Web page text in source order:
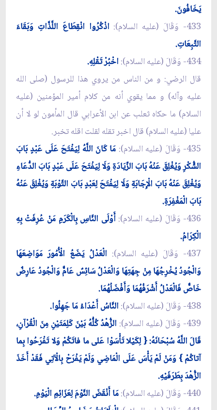
يَخَافُونَ.
433- وَقَالَ (عليه السلام):
اذْكُرُوا انْقِطَاعَ اللَّذَّاتِ وَبَقَاءَ
التَّبِعَاتِ.
434- وَقَالَ (عليه السلام):
اخْبُرْ تَقْلِهِ.
قال الرضي: و من الناس من يروي هذا للرسول (صلى الله
عليه وآله) و مما يقوي أنه من كلام أمير المؤمنين (عليه
السلام) ما حكاه ثعلب عن ابن الأعرابي قال المأمون لو لا أن
عليا (عليه السلام) قال اخبر تقله لقلت اقله تخبر.
435- وَقَالَ (عليه السلام):
مَا كَانَ اللَّهُ لِيَفْتَحَ عَلَى عَبْدٍ بَابَ
الشُّكْرِ وَيُغْلِقَ عَنْهُ بَابَ الزِّيَادَةِ وَلَا لِيَفْتَحَ عَلَى عَبْدٍ بَابَ الدُّعَاءِ
وَيُغْلِقَ عَنْهُ بَابَ الْإِجَابَةِ وَلَا لِيَفْتَحَ لِعَبْدٍ بَابَ التَّوْبَةِ وَيُغْلِقَ عَنْهُ
بَابَ الْمَغْفِرَةِ.
436- وَقَالَ (عليه السلام):
أَوْلَى النَّاسِ بِالْكَرَمِ مَنْ عُرِفَتْ بِهِ
الْكِرَامُ.
437- وَقَالَ (عليه السلام):
الْعَدْلُ يَضَعُ الْأُمُورَ مَوَاضِعَهَا
وَالْجُودُ يُخْرِجُهَا مِنْ جِهَتِهَا وَالْعَدْلُ سَائِسٌ عَامٌّ وَالْجُودُ عَارِضٌ
خَاصٌّ فَالْعَدْلُ أَشْرَفُهُمَا وَأَفْضَلُهُمَا.
438- وَقَالَ (عليه السلام):
النَّاسُ أَعْدَاءُ مَا جَهِلُوا.
439- وَقَالَ (عليه السلام):
الزُّهْدُ كُلُّهُ بَيْنَ كَلِمَتَيْنِ مِنَ الْقُرْآنِ،
قَالَ اللَّهُ سُبْحَانَهُ: { لِكَيْلا تَأْسَوْا عَلى ما فاتَكُمْ وَلا تَفْرَحُوا بِما
آتاكُمْ } وَمَنْ لَمْ يَأْسَ عَلَى الْمَاضِي وَلَمْ يَفْرَحْ بِالْآتِي فَقَدْ أَخَذَ
الزُّهْدَ بِطَرَفَيْهِ.
440- وَقَالَ (عليه السلام):
مَا أَنْقَضَ النَّوْمَ لِعَزَائِمِ الْيَوْمِ.